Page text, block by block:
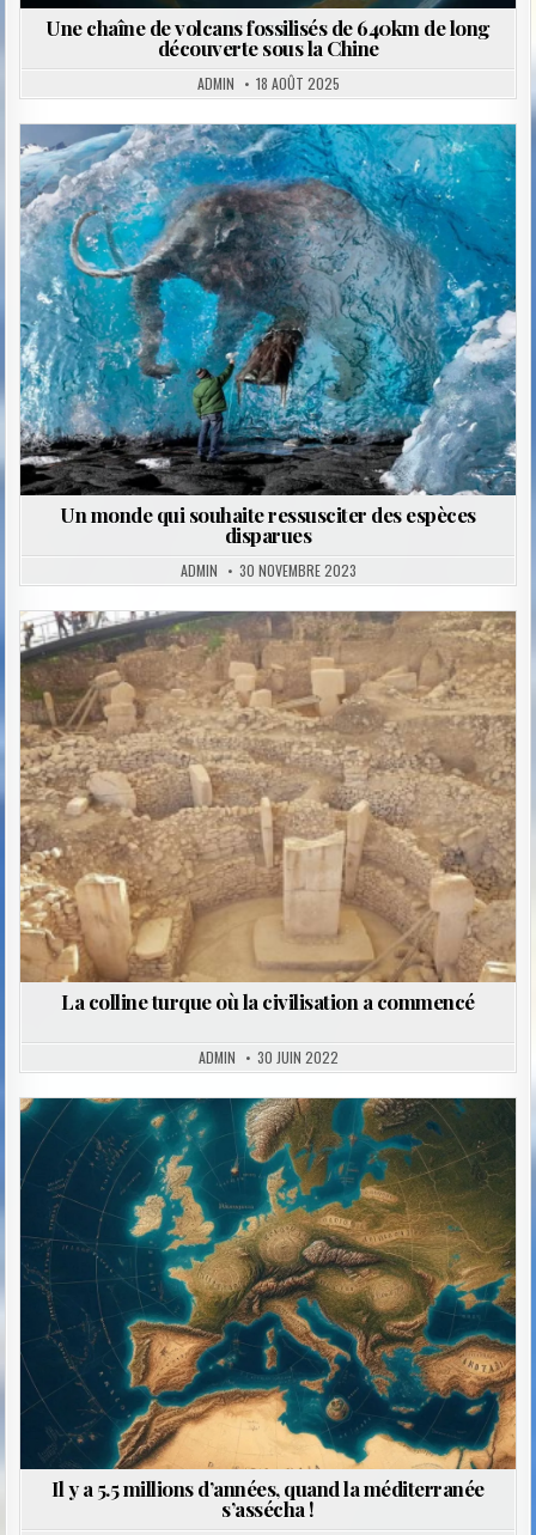
Une chaîne de volcans fossilisés de 640km de long
découverte sous la Chine
ADMIN 18 AOÛT 2025
Posted
in
Un monde qui souhaite ressusciter des espèces
disparues
ADMIN 30 NOVEMBRE 2023
Posted
in
La colline turque où la civilisation a commencé
ADMIN 30 JUIN 2022
Posted
in
Il y a 5.5 millions d’années, quand la méditerranée
s’assécha !